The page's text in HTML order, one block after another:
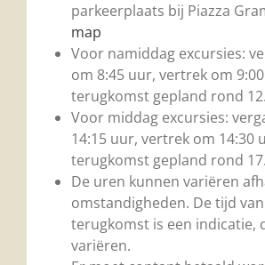
parkeerplaats bij Piazza
map
Voor namiddag excursies:
om 8:45 uur, vertrek om
terugkomst gepland rond
Voor middag excursies:
14:15 uur, vertrek om 14:30
terugkomst gepland rond
De uren kunnen variëren
omstandigheden. De tijd
terugkomst is een indicatie,
variëren.